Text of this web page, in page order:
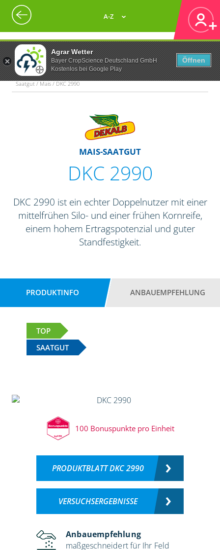
Agrar Wetter
Bayer CropScience Deutschland GmbH
Kostenlos bei Google Play
Öffnen
A-Z
Saatgut / Mais / DKC 2990
MAIS-SAATGUT
DKC 2990
DKC 2990 ist ein echter Doppelnutzer mit einer
mittelfrühen Silo- und einer frühen Kornreife,
einem hohem Ertragspotenzial und guter
Standfestigkeit.
PRODUKTINFO ANBAUEMPFEHLUNG
TOP
SAATGUT
100 Bonuspunkte pro Einheit
PRODUKTBLATT DKC 2990
VERSUCHSERGEBNISSE
Anbauempfehlung
maßgeschneidert für Ihr Feld